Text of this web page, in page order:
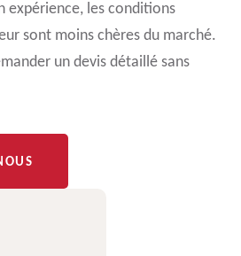
expérience, les conditions
sont moins chères du marché.
un devis détaillé sans